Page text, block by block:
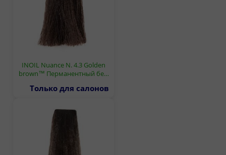
INOIL Nuance N. 4.3 Golden
brown™ Перманентный бе…
Только для салонов